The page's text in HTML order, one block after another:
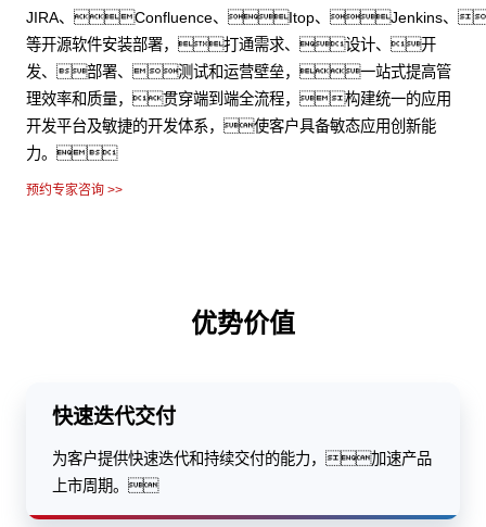
JIRA、Confluence、Itop、Jenkins、
等开源软件安装部署，打通需求、设计、开
发、部署、测试和运营壁垒，一站式提高管
理效率和质量，贯穿端到端全流程，构建统一的应用
开发平台及敏捷的开发体系，使客户具备敏态应用创新能
力。
预约专家咨询 >>
优势价值
快速迭代交付
为客户提供快速迭代和持续交付的能力，加速产品
上市周期。